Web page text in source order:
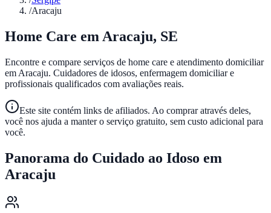
/Aracaju
Home Care em Aracaju, SE
Encontre e compare serviços de home care e atendimento domiciliar
em Aracaju. Cuidadores de idosos, enfermagem domiciliar e
profissionais qualificados com avaliações reais.
Este site contém links de afiliados. Ao comprar através deles,
você nos ajuda a manter o serviço gratuito, sem custo adicional para
você.
Panorama do Cuidado ao Idoso em
Aracaju